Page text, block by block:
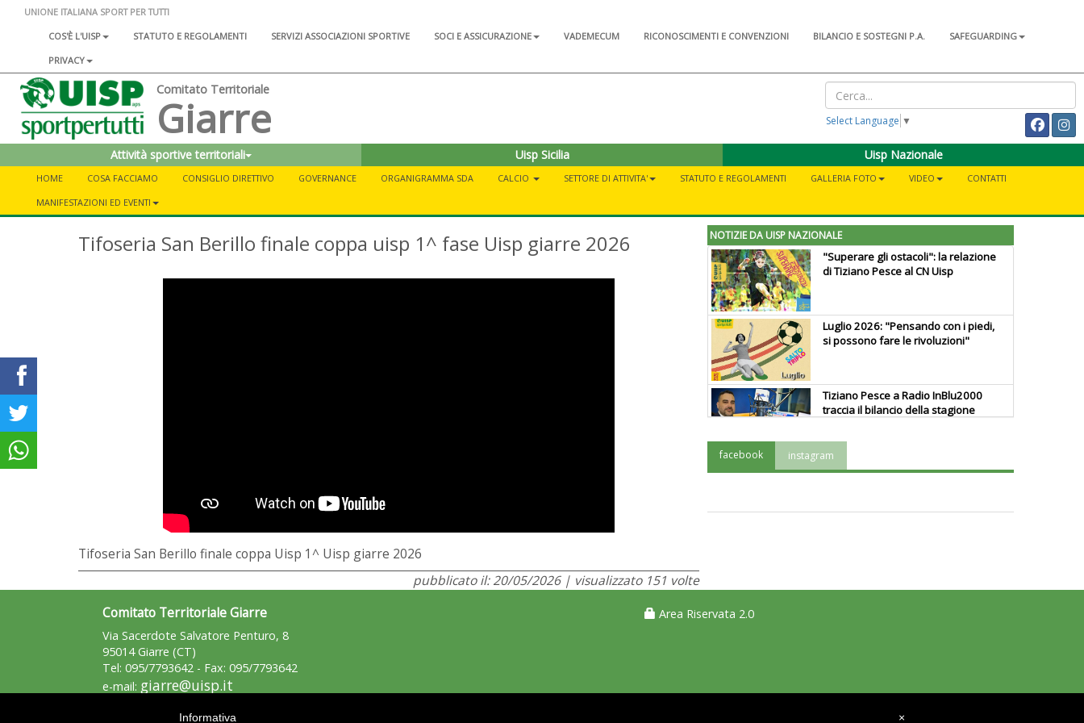
UNIONE ITALIANA SPORT PER TUTTI
COS'È L'UISP
STATUTO E REGOLAMENTI SERVIZI ASSOCIAZIONI SPORTIVE SOCI E ASSICURAZIONE VADEMECUM RICONOSCIMENTI E CONVENZIONI BILANCIO E SOSTEGNI P.A.
SAFEGUARDING
PRIVACY
Comitato Territoriale
Giarre Select Language ▼
Attività sportive territoriali Uisp Sicilia Uisp Nazionale
HOME COSA FACCIAMO CONSIGLIO DIRETTIVO GOVERNANCE ORGANIGRAMMA SDA CALCIO SETTORE DI ATTIVITA' STATUTO E REGOLAMENTI GALLERIA FOTO VIDEO
CONTATTI
MANIFESTAZIONI ED EVENTI
Tifoseria San Berillo finale coppa uisp 1^ fase Uisp giarre 2026
Tifoseria San Berillo finale coppa Uisp 1^ Uisp giarre 2026
pubblicato il: 20/05/2026 | visualizzato 151 volte
NOTIZIE DA UISP NAZIONALE
"Superare gli ostacoli": la relazione
di Tiziano Pesce al CN Uisp
Luglio 2026: "Pensando con i piedi,
si possono fare le rivoluzioni"
Tiziano Pesce a Radio InBlu2000
traccia il bilancio della stagione
facebook instagram
Comitato Territoriale Giarre
Via Sacerdote Salvatore Penturo, 8
95014 Giarre (CT)
Tel: 095/7793642 - Fax: 095/7793642
e-mail: giarre@uisp.it
Area Riservata 2.0
×
Informativa